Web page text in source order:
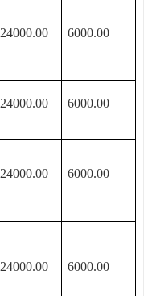
24000.00 6000.00
24000.00 6000.00
24000.00 6000.00
24000.00 6000.00